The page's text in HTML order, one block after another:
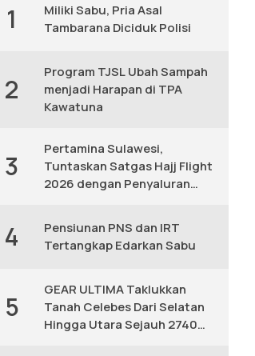
1
Miliki Sabu, Pria Asal
Tambarana Diciduk Polisi
2
Program TJSL Ubah Sampah
menjadi Harapan di TPA
Kawatuna
3
Pertamina Sulawesi,
Tuntaskan Satgas Hajj Flight
2026 dengan Penyaluran
4
Pensiunan PNS dan IRT
Tertangkap Edarkan Sabu
5
GEAR ULTIMA Taklukkan
Tanah Celebes Dari Selatan
Hingga Utara Sejauh 2740